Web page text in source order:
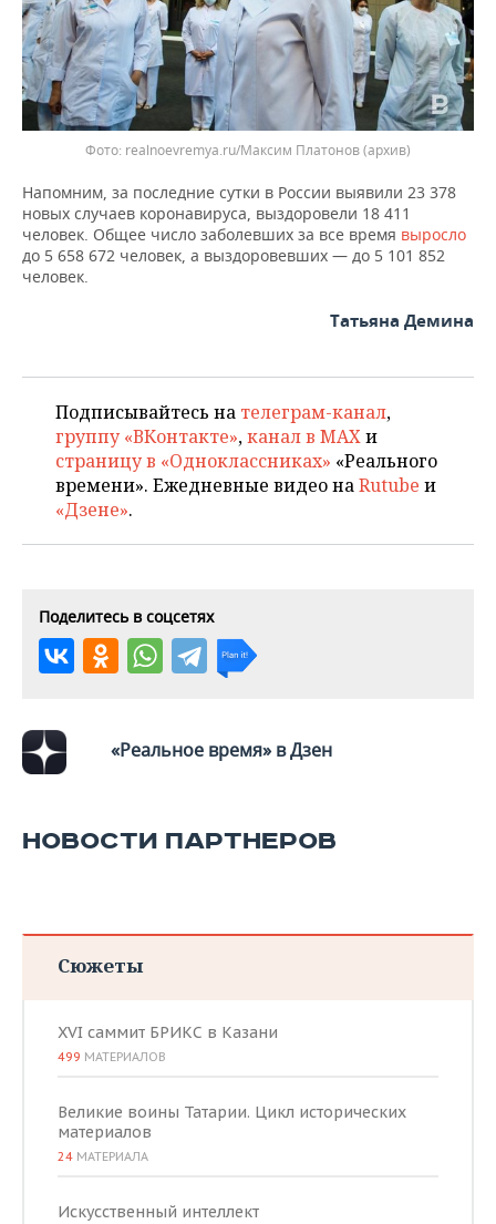
ВОЛЕЙБОЛ
КИБЕРСПОРТ
ВОДНЫЕ ВИДЫ СПОРТА
ХОККЕЙ С МЯЧОМ
ИСТОРИЯ
КУЛЬТУРА
ОБРАЗОВАНИЕ
ПРОИСШЕСТВИЯ
СПИСОК ПЕРСОН
СПИСОК КОМПАНИЙ
ПОЛНАЯ ВЕРСИЯ
realnoevremya.ru/Максим Платонов(архив)
Напомним, за последние сутки в России выявили 23 378
новых случаев коронавируса, выздоровели 18 411
человек. Общее число заболевших за все время выросло
до 5 658 672 человек, а выздоровевших — до 5 101 852
человек.
Татьяна Демина
Подписывайтесь на телеграм-канал,
группу «ВКонтакте»,канал в MAXи
страницу в «Одноклассниках» «Реального
времени». Ежедневные видео наRutube и
«Дзене».
Поделитесь в соцсетях
«Реальное время» в Дзен
НОВОСТИ ПАРТНЕРОВ
Сюжеты
XVI саммит БРИКС в Казани
499 МАТЕРИАЛОВ
Великие воины Татарии. Цикл исторических
материалов
24 МАТЕРИАЛА
Искусственный интеллект